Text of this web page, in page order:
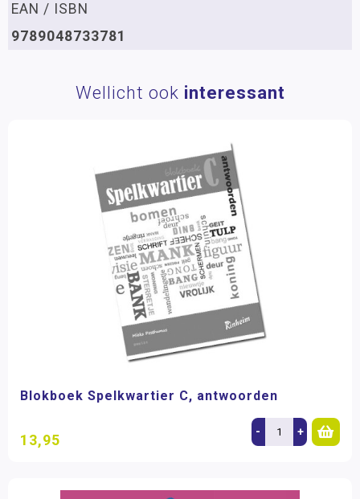
EAN / ISBN
9789048733781
Wellicht ook interessant
Blokboek Spelkwartier C, antwoorden
13,95 - +